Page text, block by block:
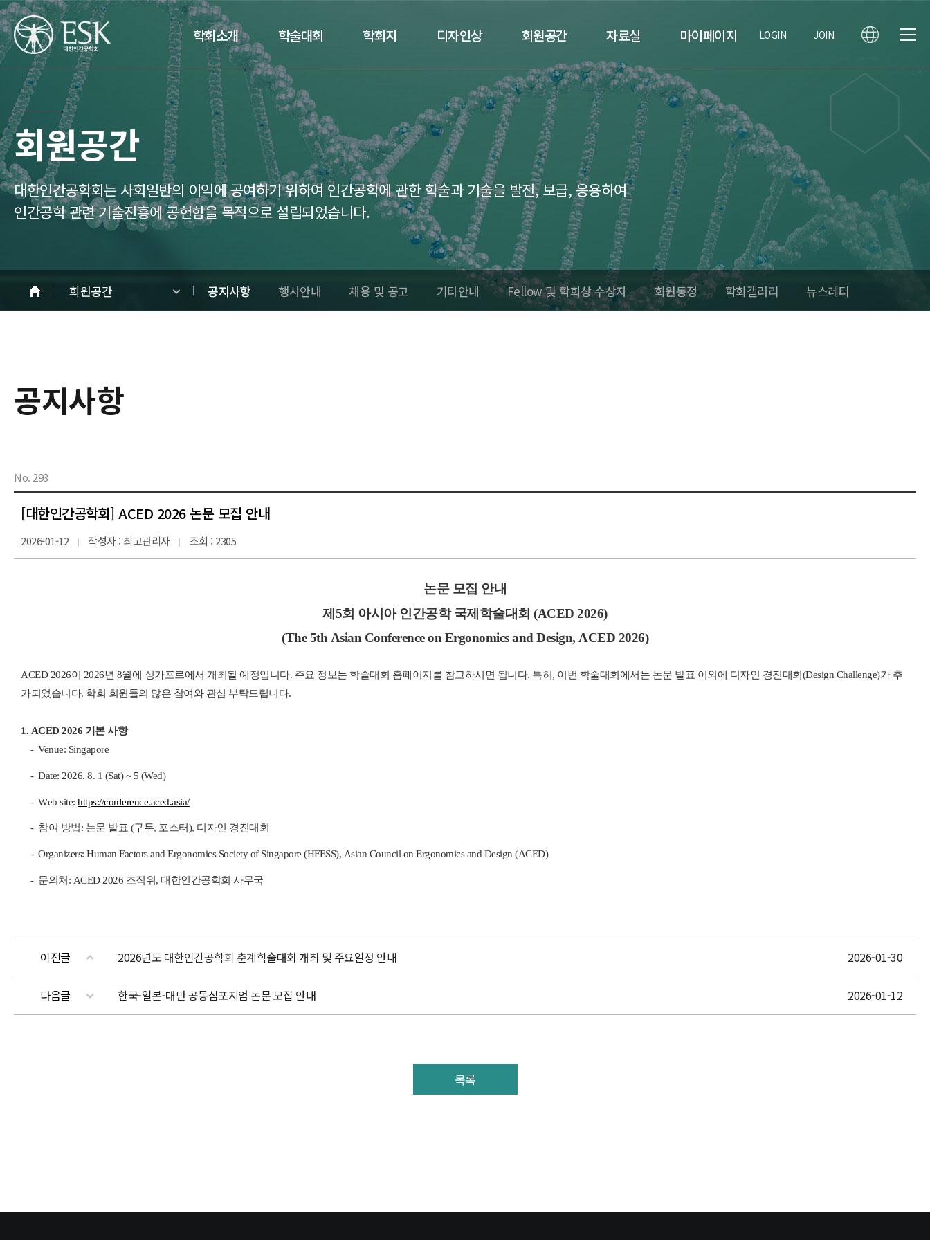
학회소개 학술대회 학회지 디자인상 회원공간 자료실 마이페이지 LOGIN JOIN
회원공간
대한인간공학회는 사회일반의 이익에 공여하기 위하여 인간공학에 관한 학술과 기술을 발전, 보급, 응용하여
인간공학 관련 기술진흥에 공헌함을 목적으로 설립되었습니다.
회원공간 공지사항 행사안내 채용 및 공고 기타안내 Fellow 및 학회상 수상자 회원동정 학회갤러리 뉴스레터
공지사항
No. 293
[대한인간공학회] ACED 2026 논문 모집 안내
2026-01-12 작성자 : 최고관리자 조회 : 2305
논문 모집 안내
제5회 아시아 인간공학 국제학술대회 (ACED 2026)
(The 5th Asian Conference on Ergonomics and Design, ACED 2026)
ACED 2026이 2026년 8월에 싱가포르에서 개최될 예정입니다. 주요 정보는 학술대회 홈페이지를 참고하시면 됩니다. 특히, 이번 학술대회에서는 논문 발표 이외에 디자인 경진대회(Design Challenge)가 추
가되었습니다. 학회 회원들의 많은 참여와 관심 부탁드립니다.
1. ACED 2026 기본 사항
- Venue: Singapore
- Date: 2026. 8. 1 (Sat) ~ 5 (Wed)
- Web site:https://conference.aced.asia/
- 참여 방법: 논문 발표 (구두, 포스터), 디자인 경진대회
- Organizers: Human Factors and Ergonomics Society of Singapore (HFESS), Asian Council on Ergonomics and Design (ACED)
- 문의처: ACED 2026 조직위, 대한인간공학회 사무국
이전글 2026년도 대한인간공학회 춘계학술대회 개최 및 주요일정 안내 2026-01-30
다음글 한국-일본-대만 공동심포지엄 논문 모집 안내 2026-01-12
목록